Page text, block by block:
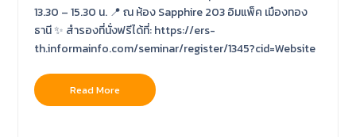
13.30 – 15.30 น. 📍 ณ ห้อง Sapphire 203 อิมแพ็ค เมืองทอง
ธานี ✨ สำรองที่นั่งฟรีได้ที่: https://ers-
th.informainfo.com/seminar/register/1345?cid=Website
Read More